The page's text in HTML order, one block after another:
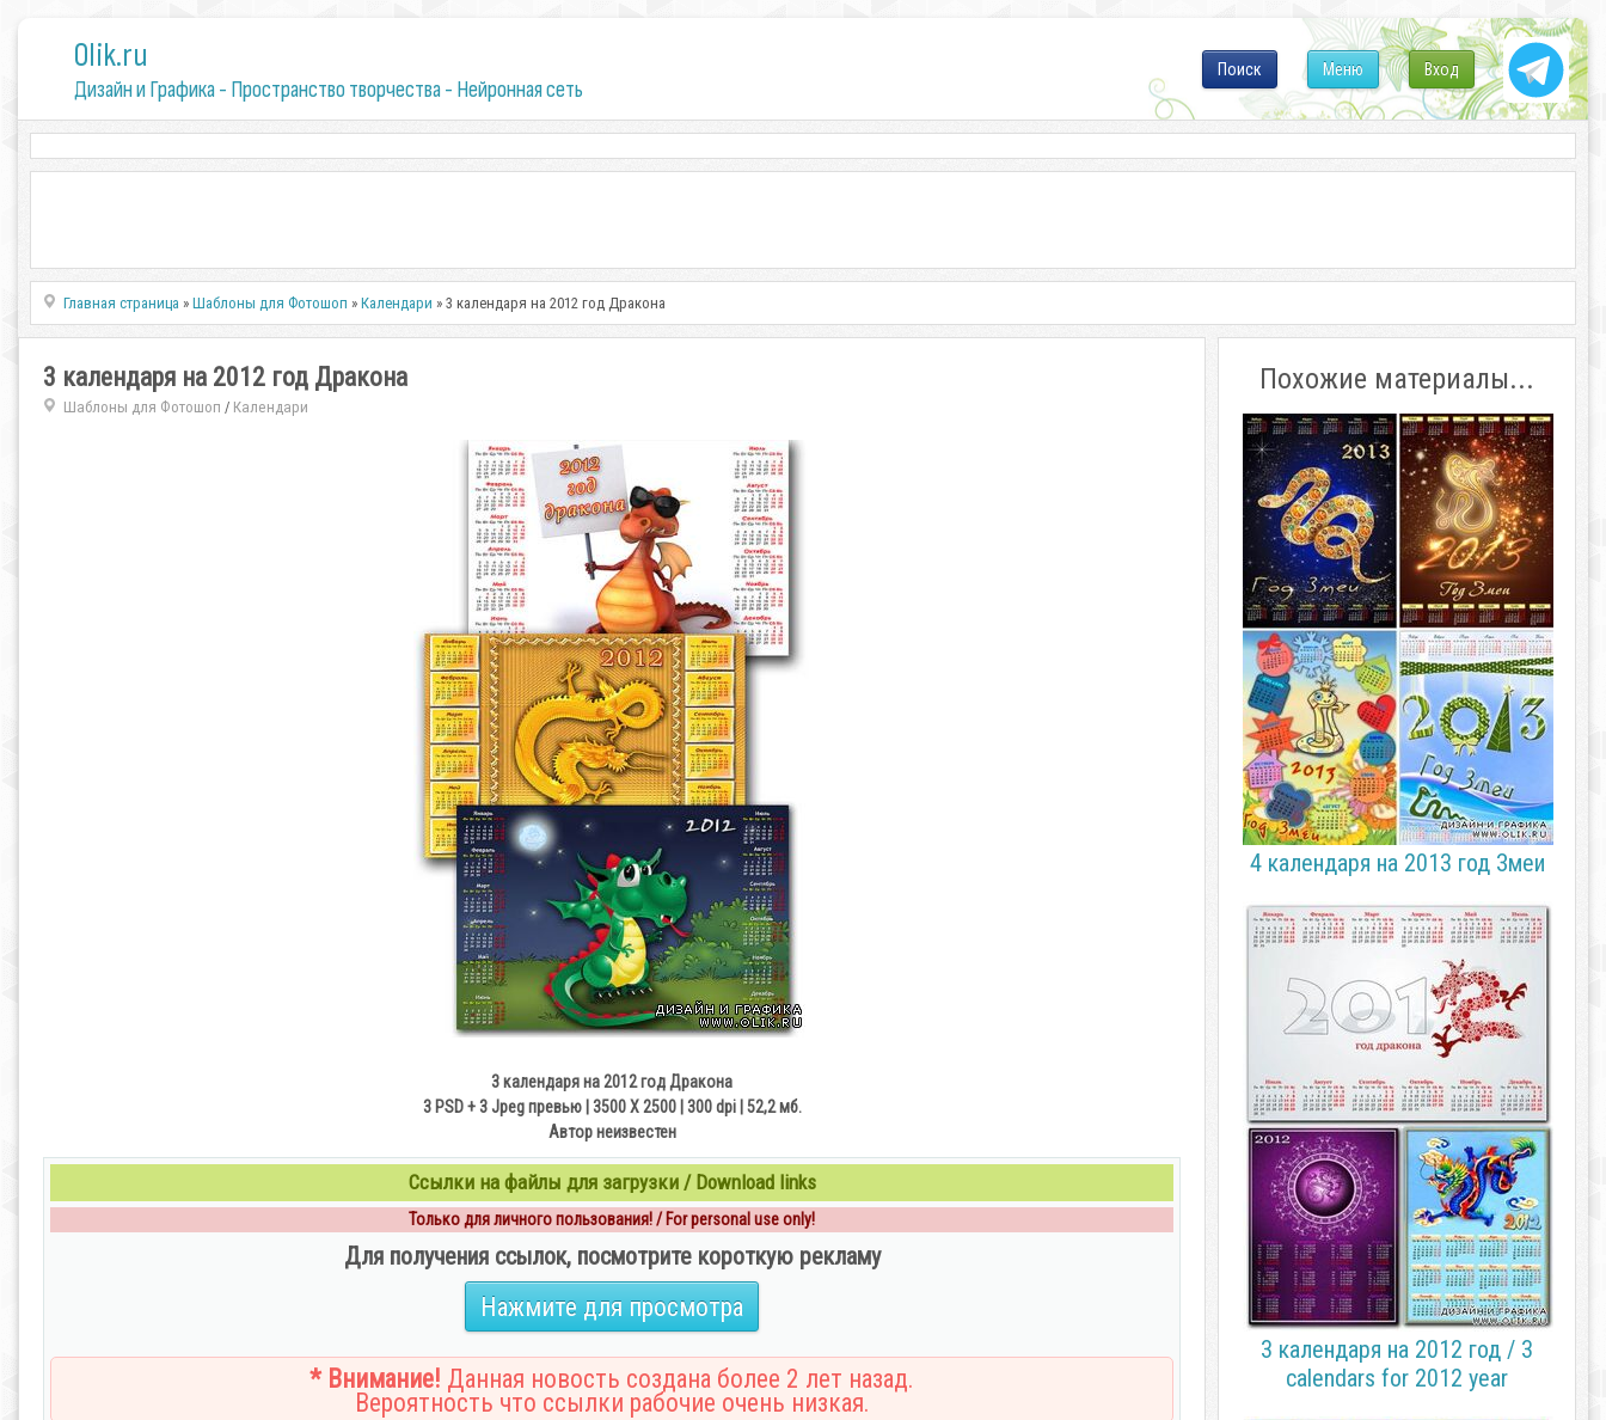
0lik.ru
Дизайн и Графика - Пространство творчества - Нейронная сеть
Вход
Меню
Поиск
Главная страница »Шаблоны для Фотошоп »Календари » 3 календаря на 2012 год Дракона
3 календаря на 2012 год Дракона
Шаблоны для Фотошоп / Календари
3 календаря на 2012 год Дракона
3 PSD + 3 Jpeg превью | 3500 X 2500 | 300 dpi | 52,2 мб.
Автор неизвестен
Ссылки на файлы для загрузки / Download links
Только для личного пользования! / For personal use only!
Для получения ссылок, посмотрите короткую рекламу
Нажмите для просмотра
* Внимание! Данная новость создана более 2 лет назад.
Вероятность что ссылки рабочие очень низкая.
Похожие материалы...
4 календаря на 2013 год Змеи
3 календаря на 2012 год / 3
calendars for 2012 year